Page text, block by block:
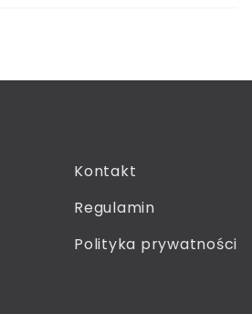
Kontakt
Regulamin
Polityka prywatności